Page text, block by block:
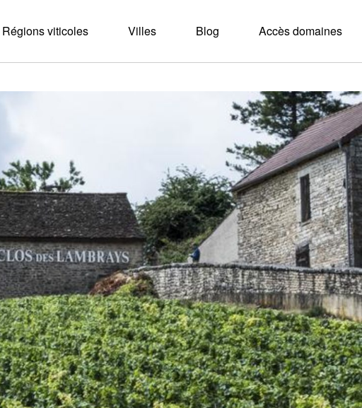
Régions viticoles Villes Blog Accès domaines